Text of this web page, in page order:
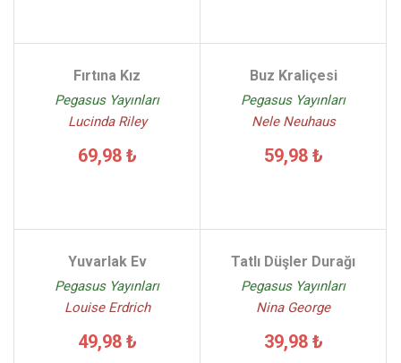
Fırtına Kız
Pegasus Yayınları
Lucinda Riley
69,98 ₺
Buz Kraliçesi
Pegasus Yayınları
Nele Neuhaus
59,98 ₺
Yuvarlak Ev
Pegasus Yayınları
Louise Erdrich
49,98 ₺
Tatlı Düşler Durağı
Pegasus Yayınları
Nina George
39,98 ₺